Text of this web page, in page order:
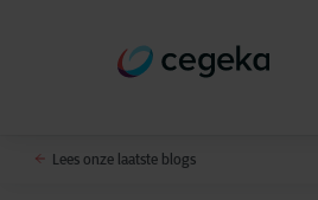
Lees onze laatste blogs